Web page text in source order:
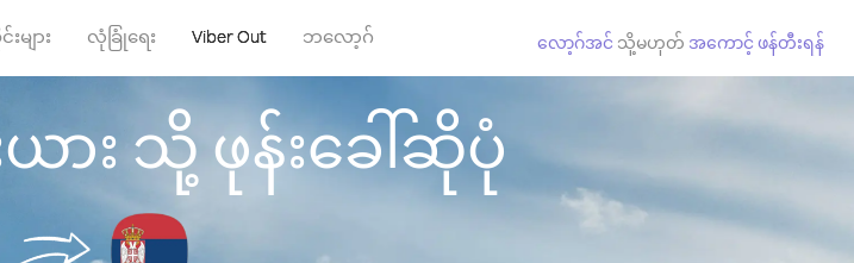
များ လုံခြုံရေး Viber Out ဘလော့ဂ် လော့ဂ်အင် သို့မဟုတ် အကောင့် ဖန်တီးရန်
ား သို့ ဖုန်းခေါ်ဆိုပုံ